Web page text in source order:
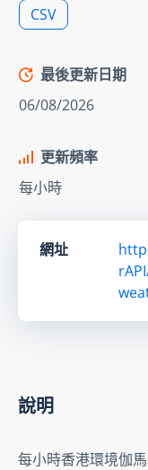
CSV
最後更新日期
06/08/2026
更新頻率
每小時
網址
說明
每小時香港環境伽